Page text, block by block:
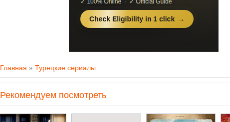
Главная » Турецкие сериалы
Рекомендуем посмотреть